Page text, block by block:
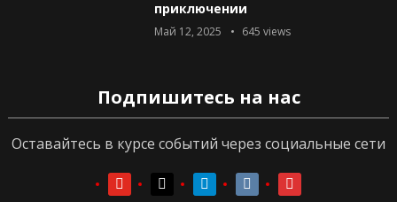
приключении
Май 12, 2025 645 views
Подпишитесь на нас
Оставайтесь в курсе событий через социальные сети
youtubeyoutubetelegramvkontaktevkontakte